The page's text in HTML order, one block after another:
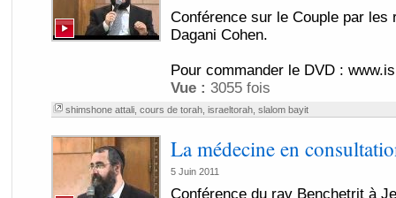
Conférence sur le Couple par les
Dagani Cohen.
Pour commander le DVD :
Vue : 3055 fois
shimshone attali, cours de torah, israeltorah, slalom bayit
La médecine en
5 Juin 2011
Conférence du rav Benchetrit à